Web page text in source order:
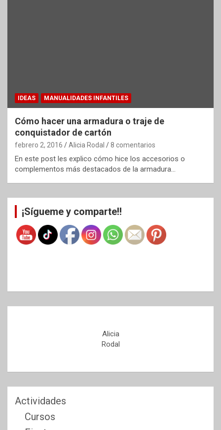
IDEAS MANUALIDADES INFANTILES
Cómo hacer una armadura o traje de
conquistador de cartón
febrero 2, 2016 Alicia Rodal 8 comentarios
En este post les explico cómo hice los accesorios o
complementos más destacados de la armadura…
¡Sígueme y comparte!!
Alicia
Rodal
Actividades
Cursos